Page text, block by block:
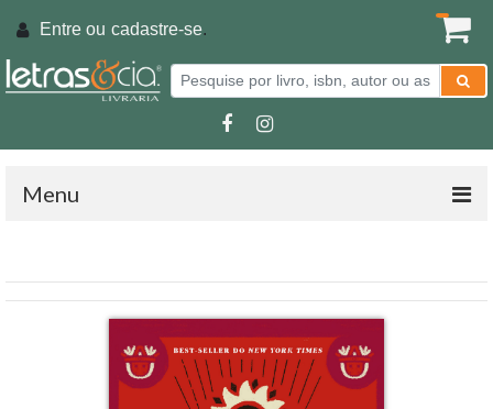
Entre ou cadastre-se.
Menu